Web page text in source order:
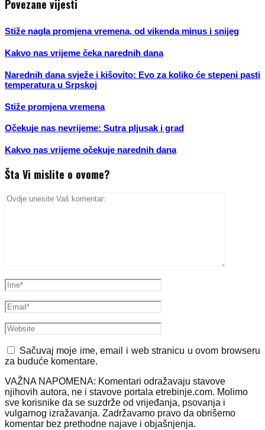
Povezane vijesti
Stiže nagla promjena vremena, od vikenda minus i snijeg
Kakvo nas vrijeme čeka narednih dana
Narednih dana svježe i kišovito: Evo za koliko će stepeni pasti
temperatura u Srpskoj
Stiže promjena vremena
Očekuje nas nevrijeme: Sutra pljusak i grad
Kakvo nas vrijeme očekuje narednih dana
Šta Vi mislite o ovome?
Sačuvaj moje ime, email i web stranicu u ovom browseru
za buduće komentare.
VAŽNA NAPOMENA: Komentari odražavaju stavove
njihovih autora, ne i stavove portala etrebinje.com. Molimo
sve korisnike da se suzdrže od vrijeđanja, psovanja i
vulgarnog izražavanja. Zadržavamo pravo da obrišemo
komentar bez prethodne najave i objašnjenja.